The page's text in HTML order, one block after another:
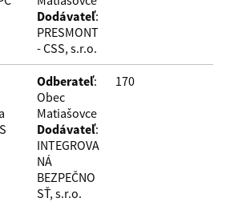
Dodávateľ:
PRESMONT
- CSS, s.r.o.
Odberateľ:
Obec
Matiašovce
Dodávateľ:
INTEGROVA
NÁ
BEZPEČNO
SŤ, s.r.o.
170